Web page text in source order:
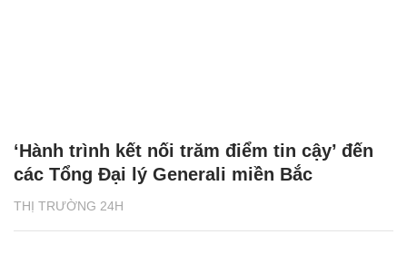
THỊ TRƯỜNG 24H
‘Hành trình kết nối trăm điểm tin cậy’ đến
các Tổng Đại lý Generali miền Bắc